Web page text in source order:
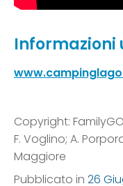
Informazioni
Copyright:
F. Voglino; A.
Maggiore
Pubblicato in 26